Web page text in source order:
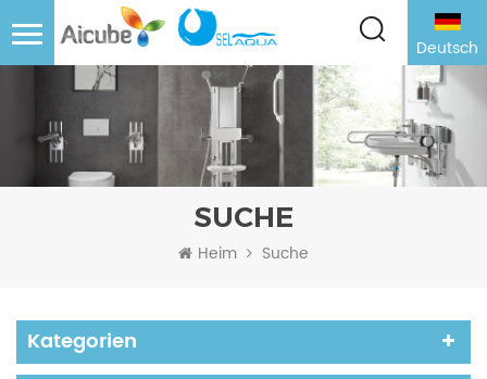
Deutsch
SUCHE
Heim Suche
Kategorien